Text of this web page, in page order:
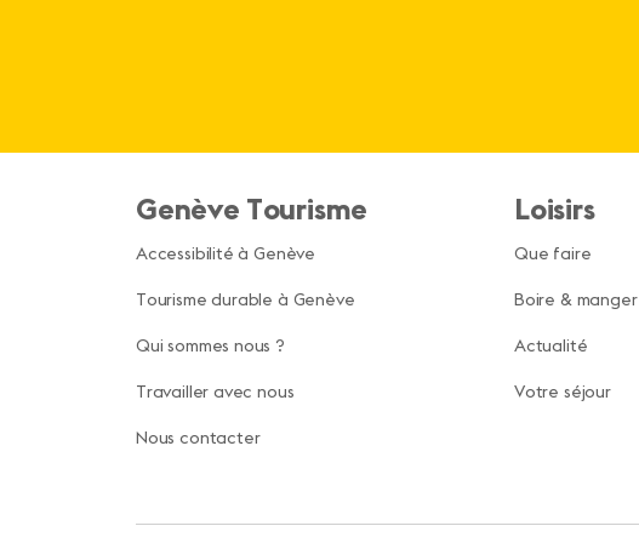
Genève Tourisme
Accessibilité à Genève
Tourisme durable à Genève
Qui sommes nous ?
Travailler avec nous
Nous contacter
Loisirs
Que faire
Boire & manger
Actualité
Votre séjour